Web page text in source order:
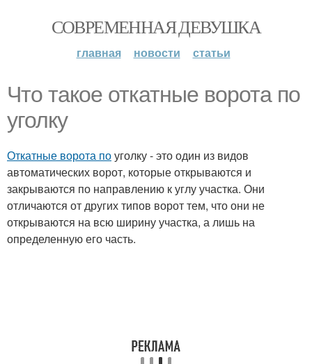
СОВРЕМЕННАЯ ДЕВУШКА
главная новости статьи
Что такое откатные ворота по
уголку
Откатные ворота поуголку - это один из видов
автоматических ворот, которые открываются и
закрываются по направлению к углу участка. Они
отличаются от других типов ворот тем, что они не
открываются на всю ширину участка, а лишь на
определенную его часть.